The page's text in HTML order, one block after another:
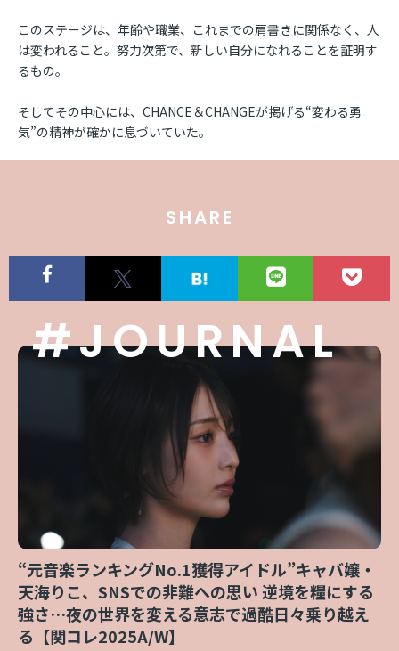
このステージは、年齢や職業、これまでの肩書きに関係なく、人
は変われること。努力次第で、新しい自分になれることを証明す
るもの。
そしてその中心には、CHANCE＆CHANGEが掲げる“変わる勇
気”の精神が確かに息づいていた。
SHARE
#JOURNAL
“元音楽ランキングNo.1獲得アイドル”キャバ嬢・
天海りこ、SNSでの非難への思い 逆境を糧にする
強さ…夜の世界を変える意志で過酷日々乗り越え
る【関コレ2025A/W】